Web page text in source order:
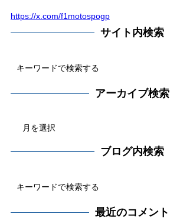
https://x.com/f1motospogp
サイト内検索
アーカイブ検索
ブログ内検索
最近のコメント